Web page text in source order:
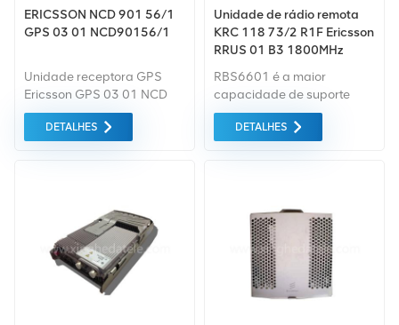
ERICSSON NCD 901 56/1
GPS 03 01 NCD90156/1
Unidade receptora GPS
Ericsson GPS 03 01 NCD
901 56/1 R1C de boa
qualidade Da tecnologia
DETALHES
Unidade de rádio remota
KRC 118 73/2 R1F Ericsson
RRUS 01 B3 1800MHz
RBS6601 é a maior
capacidade de suporte
24TRX, suportará 48TRX,
através a sincronização TG,
cascata de múltiplos
capacidade.
DETALHES